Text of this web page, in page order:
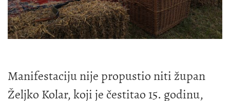
Manifestaciju nije propustio niti župan
Željko Kolar, koji je čestitao 15. godinu,